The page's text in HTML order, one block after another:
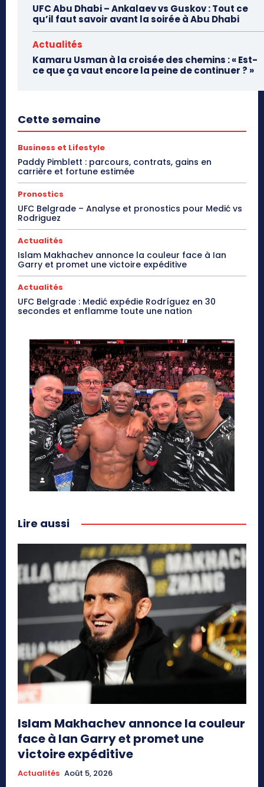
UFC Abu Dhabi – Ankalaev vs Guskov : Tout ce
qu’il faut savoir avant la soirée à Abu Dhabi
Actualités
Kamaru Usman à la croisée des chemins : « Est-
ce que ça vaut encore la peine de continuer ? »
Cette semaine
Business et Lifestyle
Paddy Pimblett : parcours, contrats, gains en
carrière et fortune estimée
Pronostics
UFC Belgrade – Analyse et pronostics pour Medić vs
Rodriguez
Actualités
Islam Makhachev annonce la couleur face à Ian
Garry et promet une victoire expéditive
Actualités
UFC Belgrade : Medić expédie Rodríguez en 30
secondes et enflamme toute une nation
Lire aussi
Islam Makhachev annonce la couleur
face à Ian Garry et promet une
victoire expéditive
Actualités Août 5, 2026